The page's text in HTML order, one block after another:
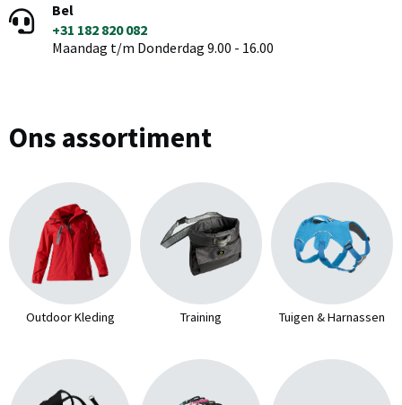
Bel
+31 182 820 082
Maandag t/m Donderdag 9.00 - 16.00
Ons assortiment
Outdoor Kleding Training Tuigen & Harnassen